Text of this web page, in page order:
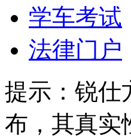
学车考试
法律门户
提示： 锐仕
布，其真实